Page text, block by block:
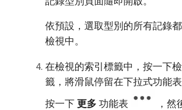
依預設，選取型別的所有記錄
檢視中。
在檢視的索引標籤中，按一下
籤，將滑鼠停留在下拉式功能
按一下​ 更多 ​功能表 ，然